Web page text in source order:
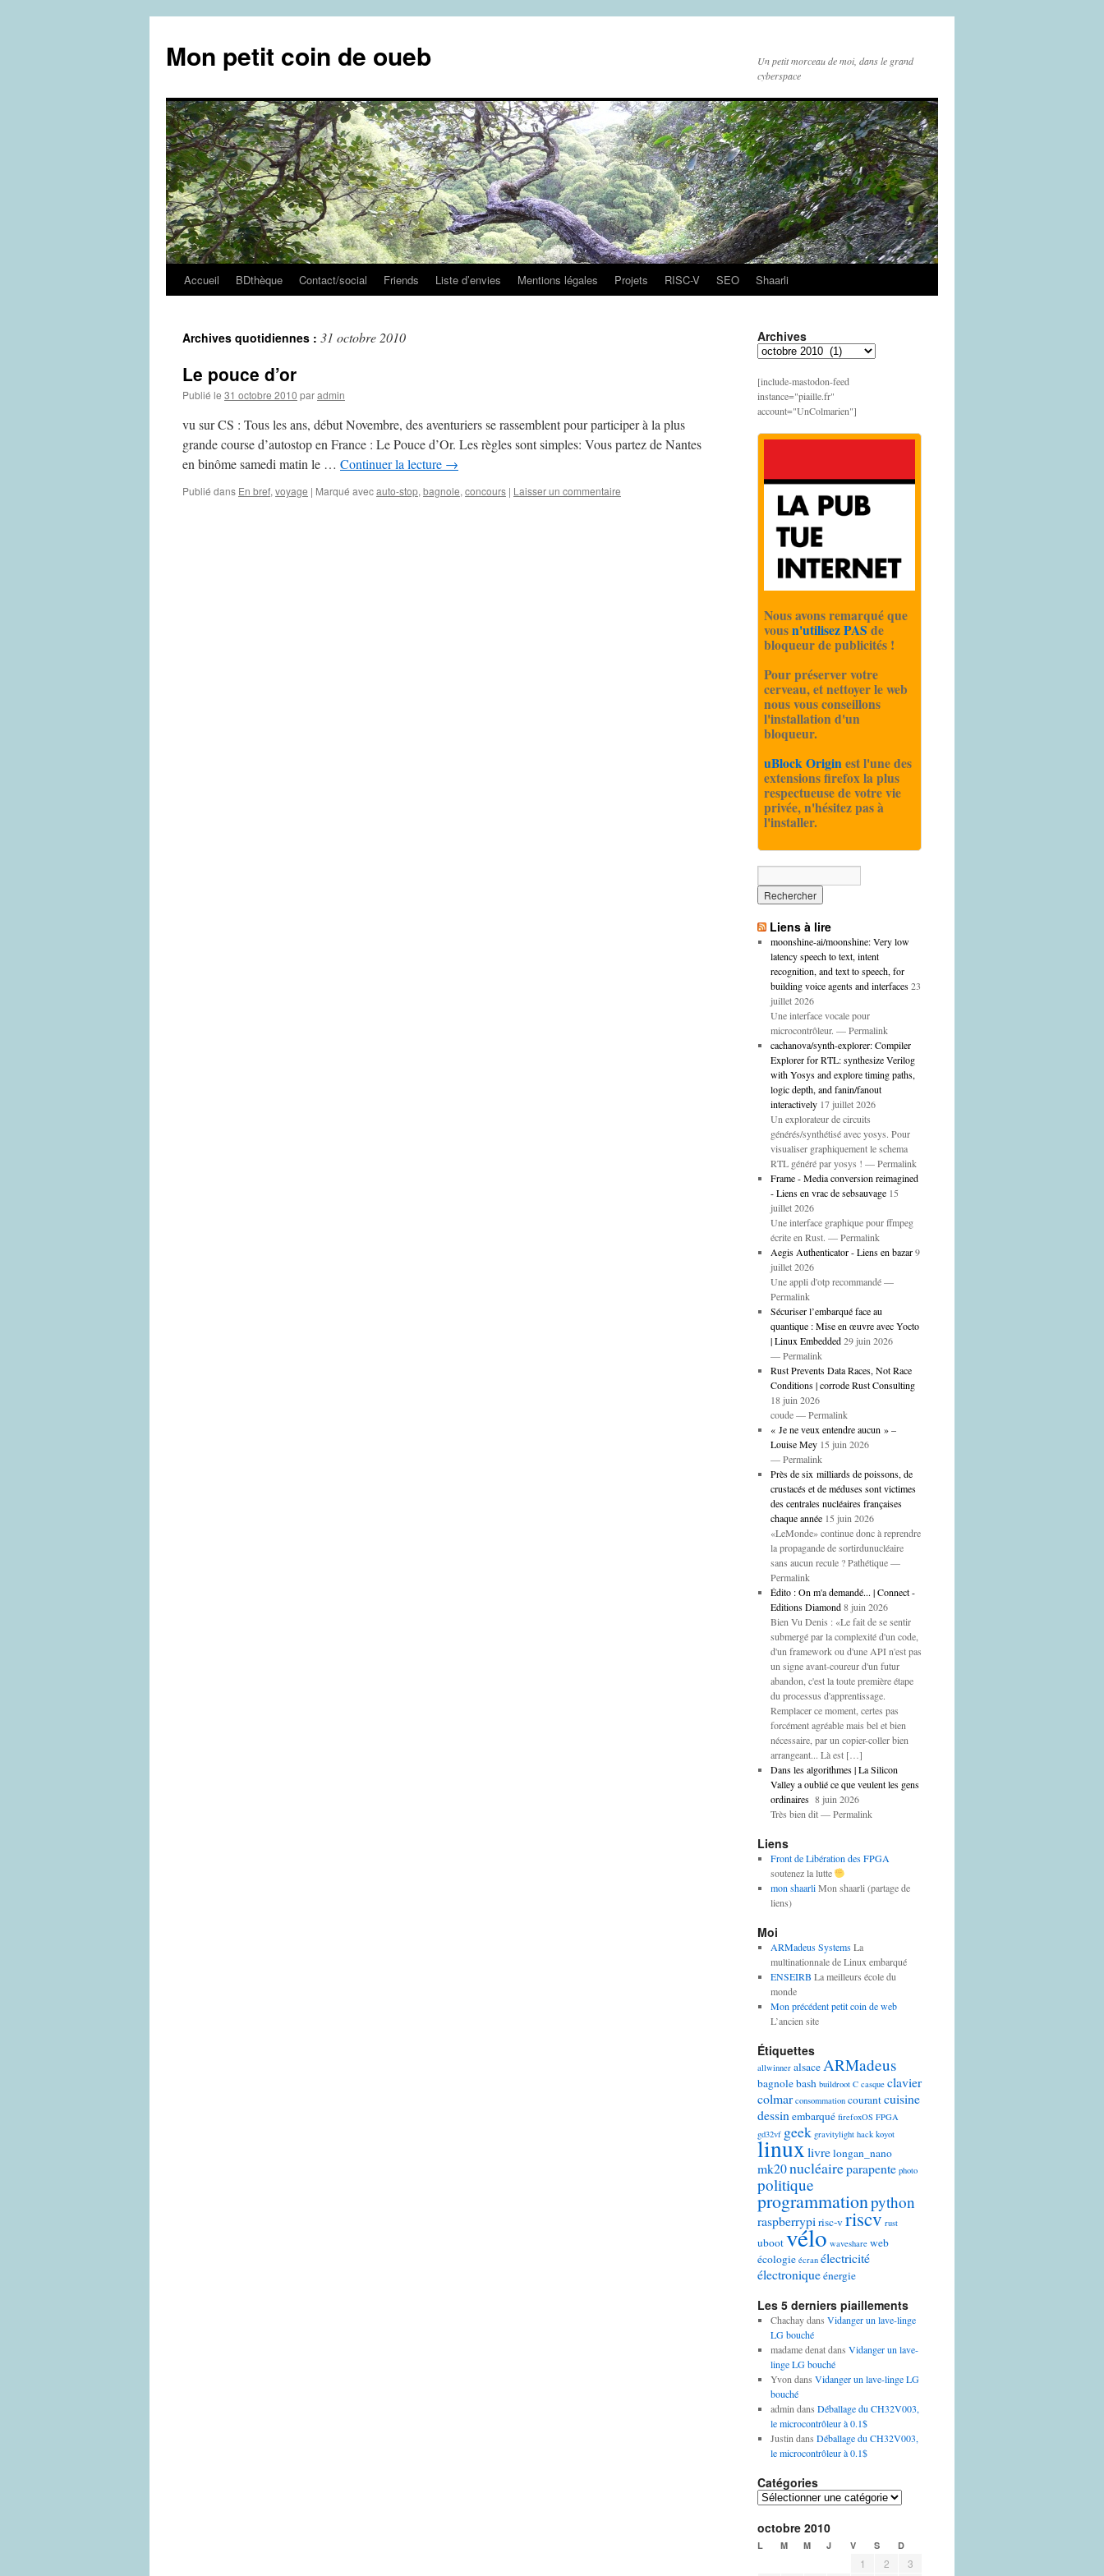
contenu
Mon petit coin de oueb
Un petit morceau de moi, dans le grand
cyberspace
Accueil BDthèque Contact/social Friends Liste d’envies Mentions légales Projets RISC-V SEO Shaarli
Archives quotidiennes : 31 octobre 2010
Le pouce d’or
Publié le 31 octobre 2010 paradmin
vu sur CS : Tous les ans, début Novembre, des aventuriers se rassemblent pour participer à la plus
grande course d’autostop en France : Le Pouce d’Or. Les règles sont simples: Vous partez de Nantes
en binôme samedi matin le … Continuer la lecture →
Publié dans En bref, voyage | Marqué avecauto-stop, bagnole, concours | Laisser un commentaire
Archives
Archives
[include-mastodon-feed
instance="piaille.fr"
account="UnColmarien"]
Nous avons remarqué que
vousn'utilisez PAS de
bloqueur de publicités !
Pour préserver votre
cerveau, et nettoyer le web
nous vous conseillons
l'installation d'un
bloqueur.
uBlock Originest l'une des
extensions firefox la plus
respectueuse de votre vie
privée, n'hésitez pas à
l'installer.
Liens à lire
moonshine-ai/moonshine: Very low
latency speech to text, intent
recognition, and text to speech, for
building voice agents and interfaces 23
juillet 2026
Une interface vocale pour
microcontrôleur. — Permalink
cachanova/synth-explorer: Compiler
Explorer for RTL: synthesize Verilog
with Yosys and explore timing paths,
logic depth, and fanin/fanout
interactively 17 juillet 2026
Un explorateur de circuits
générés/synthétisé avec yosys. Pour
visualiser graphiquement le schema
RTL généré par yosys ! — Permalink
Frame - Media conversion reimagined
- Liens en vrac de sebsauvage 15
juillet 2026
Une interface graphique pour ffmpeg
écrite en Rust. — Permalink
Aegis Authenticator - Liens en bazar 9
juillet 2026
Une appli d'otp recommandé —
Permalink
Sécuriser l’embarqué face au
quantique : Mise en œuvre avec Yocto
| Linux Embedded 29 juin 2026
— Permalink
Rust Prevents Data Races, Not Race
Conditions | corrode Rust Consulting
18 juin 2026
coude — Permalink
« Je ne veux entendre aucun » –
Louise Mey 15 juin 2026
— Permalink
Près de six milliards de poissons, de
crustacés et de méduses sont victimes
des centrales nucléaires françaises
chaque année 15 juin 2026
«LeMonde» continue donc à reprendre
la propagande de sortirdunucléaire
sans aucun recule ? Pathétique —
Permalink
Édito : On m'a demandé... | Connect -
Editions Diamond 8 juin 2026
Bien Vu Denis : «Le fait de se sentir
submergé par la complexité d'un code,
d'un framework ou d'une API n'est pas
un signe avant-coureur d'un futur
abandon, c'est la toute première étape
du processus d'apprentissage.
Remplacer ce moment, certes pas
forcément agréable mais bel et bien
nécessaire, par un copier-coller bien
arrangeant... Là est […]
Dans les algorithmes | La Silicon
Valley a oublié ce que veulent les gens
ordinaires 8 juin 2026
Très bien dit — Permalink
Liens
Front de Libération des FPGA
soutenez la lutte
mon shaarliMon shaarli (partage de
liens)
Moi
ARMadeus SystemsLa
multinationnale de Linux embarqué
ENSEIRB La meilleurs école du
monde
Mon précédent petit coin de web
L’ancien site
Étiquettes
allwinner alsaceARMadeus
bagnolebash buildroot C casque clavier
colmar consommation courantcuisine
dessin embarqué firefoxOS FPGA
gd32vf geek gravitylight hack koyot
linuxlivrelongan_nano
mk20nucléaireparapente photo
politique
programmationpython
raspberrypi risc-vriscv rust
ubootvélo waveshare web
écologie écran électricité
électroniqueénergie
Les 5 derniers piaillements
Chachaydans Vidanger un lave-linge
LG bouché
madame denatdans Vidanger un lave-
linge LG bouché
Yvon dans Vidanger un lave-linge LG
bouché
admin dans Déballage du CH32V003,
le microcontrôleur à 0.1$
Justin dans Déballage du CH32V003,
le microcontrôleur à 0.1$
Catégories
Catégories
octobre 2010
L M M J V S D
1 2 3